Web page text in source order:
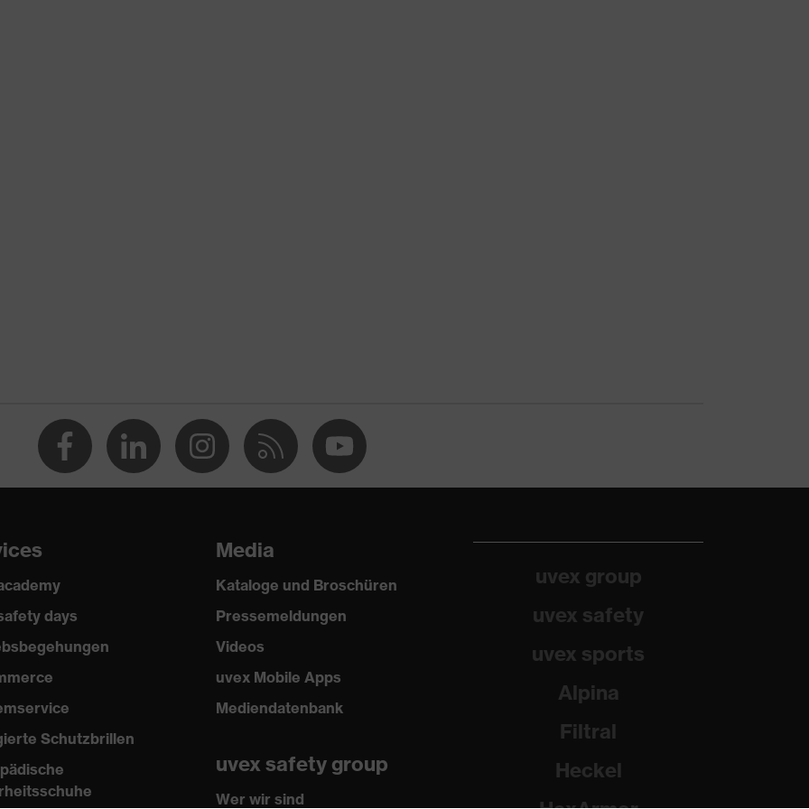
2 % Elasthan®
days
Schutzbrillen
Media
Kataloge und Broschüren
Pressemeldungen
Videos
uvex Mobile Apps
Mediendatenbank
uvex safety group
Wer wir sind
uvex group
uvex safety
uvex sports
Alpina
Filtral
Heckel